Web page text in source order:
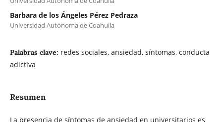
Barbara de los Ángeles Pérez Pedraza
Universidad Autónoma de Coahuila
Palabras clave: redes sociales, ansiedad, síntomas, conducta
adictiva
Resumen
La presencia de síntomas de ansiedad en universitarios es